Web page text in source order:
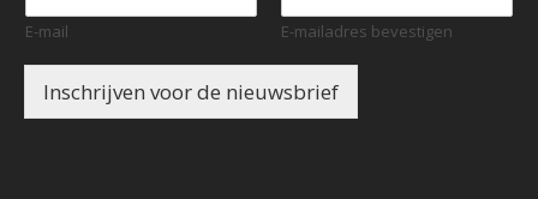
E-mail E-mailadres bevestigen
Inschrijven voor de nieuwsbrief